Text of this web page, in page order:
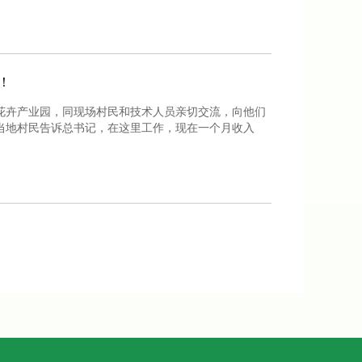
产业园，同现场村民和技术人员亲切交流，向他们
村民告诉总书记，在这里工作，现在一个月收入